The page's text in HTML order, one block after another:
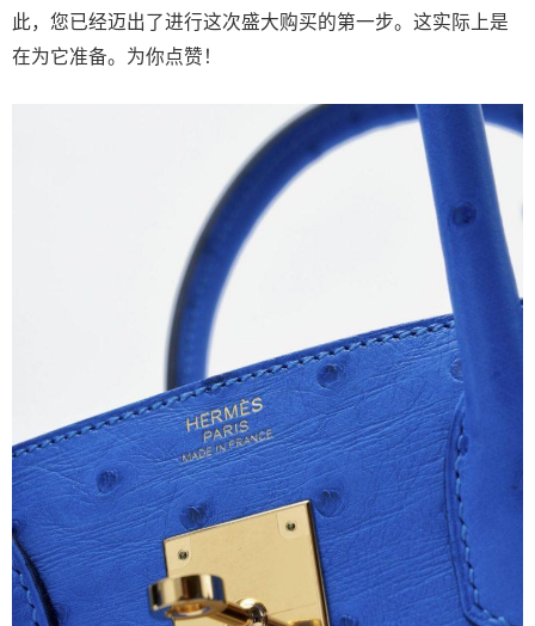
此，您已经迈出了进行这次盛大购买的第一步。这实际上是
在为它准备。为你点赞！